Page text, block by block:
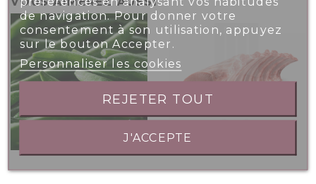
de navigation. Pour donner votre
consentement à son utilisation, appuyez
sur le bouton Accepter.
Personnaliser les cookies
REJETER TOUT
J'ACCEPTE